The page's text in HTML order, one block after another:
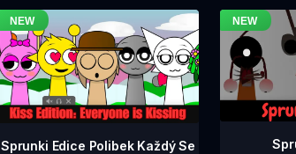
Sprunki Edice Polibek Každý Se